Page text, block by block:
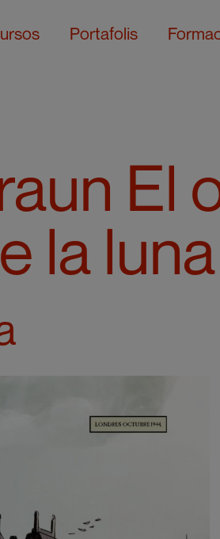
Portafolis
El
la luna